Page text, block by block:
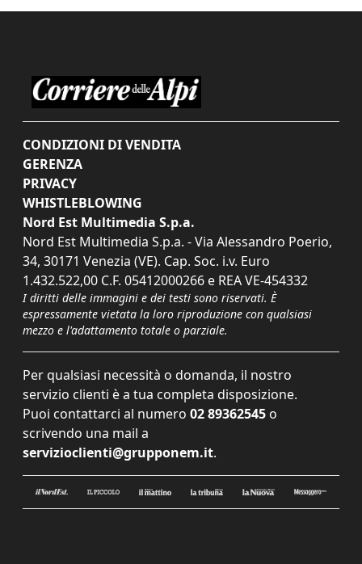
CONDIZIONI DI VENDITA
GERENZA
PRIVACY
WHISTLEBLOWING
Nord Est Multimedia S.p.a.
Nord Est Multimedia S.p.a. - Via Alessandro Poerio,
34, 30171 Venezia (VE). Cap. Soc. i.v. Euro
1.432.522,00 C.F. 05412000266 e REA VE-454332
I diritti delle immagini e dei testi sono riservati. È
espressamente vietata la loro riproduzione con qualsiasi
mezzo e l'adattamento totale o parziale.
Per qualsiasi necessità o domanda, il nostro
servizio clienti è a tua completa disposizione.
Puoi contattarci al numero 02 89362545 o
scrivendo una mail a
servizioclienti@grupponem.it.